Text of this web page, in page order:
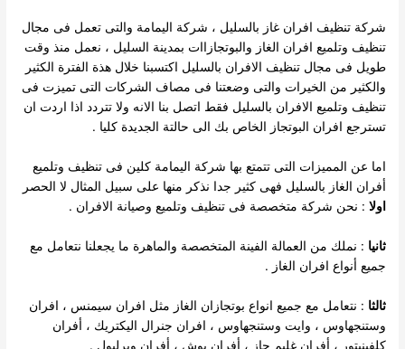
شركة تنظيف افران غاز بالسليل ، شركة اليمامة والتى تعمل فى مجال
تنظيف وتلميع افران الغاز والبوتجازاات بمدينة السليل ، نعمل منذ وقت
طويل فى مجال تنظيف الافران بالسليل اكتسبنا خلال هذة الفترة الكثير
والكثير من الخيرات والتى وضعتنا فى مصاف الشركات التى تميزت فى
تنظيف وتلميع الافران بالسليل فقط اتصل بنا الانه ولا تتردد اذا اردت ان
تسترجع افران البوتجاز الخاص بك الى حالتة الجديدة كليا .
اما عن المميزات التى تتمتع بها شركة اليمامة كلين فى تنظيف وتلميع
أفران الغاز بالسليل فهى كثير جدا نذكر منها على سبيل المثال لا الحصر
اولا : نحن شركة متخصصة فى تنظيف وتلميع وصيانة الافران .
ثانيا : نملك من العمالة الفينة المتخصصة والماهرة ما يجعلنا نتعامل مع
جميع أنواع افران الغاز .
ثالثا : نتعامل مع جميع انواع بوتجازان الغاز مثل افران سيمنس ، افران
وستنجهاوس ، وايت وستنجهاوس ، افران جنرال اليكتريك ، أفران
كلفينيتور ، أفران غليم جاز ، أفران بوش ، أفران ويرلبول .